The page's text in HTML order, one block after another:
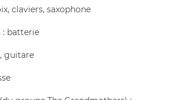
claviers, saxophone
: batterie
guitare